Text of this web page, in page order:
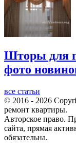
Шторы для
фото
все статьи
© 2016 - 2026
ремонт квартиры.
Авторское право.
сайта, прямая
обязательна.